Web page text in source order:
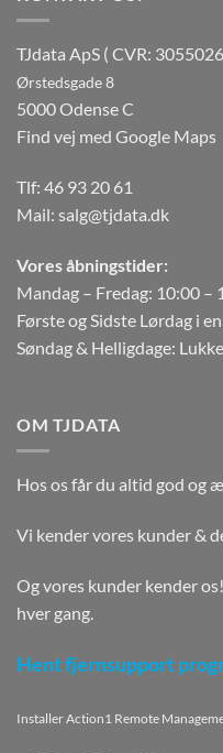
TJdata ApS ( CVR:
Ørstedsgade 8
5000 Odense C
Find vej med Google Maps
Tlf: 46 93 20 61
Mail: salg@tjdata.dk
Vores åbningstider:
Mandag – Fredag: 10:00 –
Første og Sidste Lørdag i
Søndag & Helligdage:
OM TJDATA
Hos os får du altid god og
Vi kender vores kunder &
Og vores kunder kender
hver gang.
Hent fjernsupport
Installer Action1 Remote